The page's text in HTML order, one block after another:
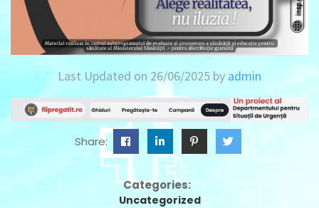
Last Updated on 26/06/2025 by admin
Share:
Categories:
Uncategorized